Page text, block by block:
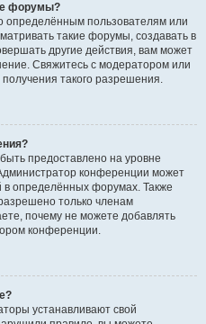
форумы?
определённым пользователям или
такие форумы, создавать в
другие действия, вам может
Свяжитесь с модератором или
такого разрешения.
предоставлено на уровне
конференции может
определённых форумах. Также
только членам
почему не можете добавлять
конференции.
устанавливают свой